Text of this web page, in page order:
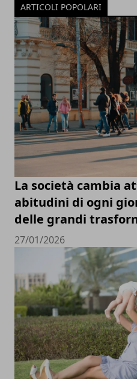
ARTICOLI POPOLARI
La società cambia
abitudini di ogni
delle grandi
27/01/2026